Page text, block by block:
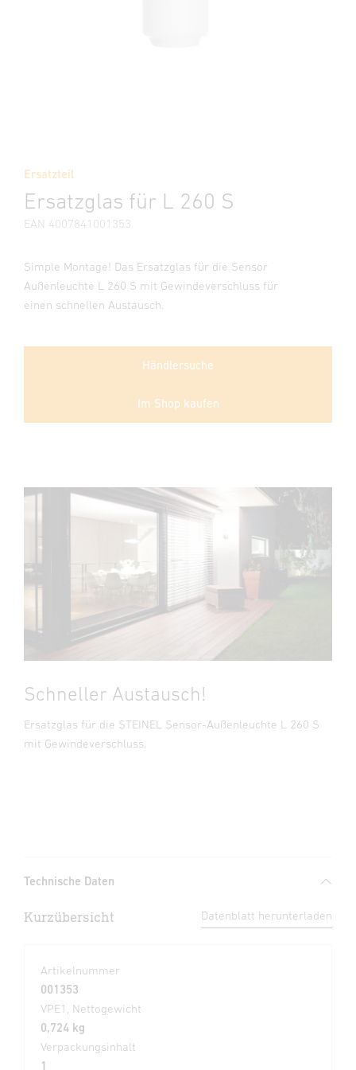
Ersatzteil
Ersatzglas für L 260 S
EAN 4007841001353
Simple Montage! Das Ersatzglas für die Sensor
Außenleuchte L 260 S mit Gewindeverschluss für
einen schnellen Austausch.
Händlersuche
Im Shop kaufen
Schneller Austausch!
Ersatzglas für die STEINEL Sensor-Außenleuchte L 260 S
mit Gewindeverschluss.
Technische Daten
Kurzübersicht Datenblatt herunterladen
Artikelnummer
001353
VPE1, Nettogewicht
0,724 kg
Verpackungsinhalt
1